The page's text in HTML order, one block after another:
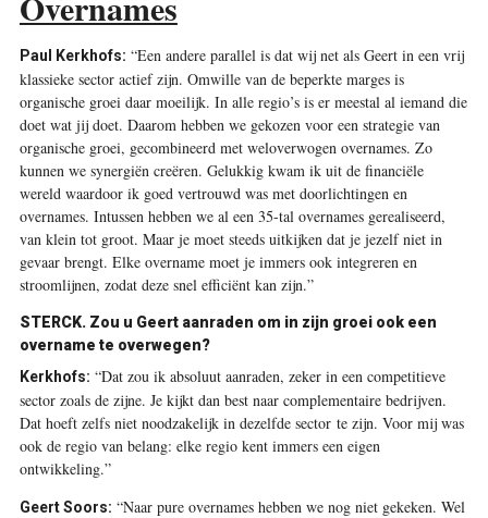
Paul Kerkhofs: “Een andere parallel is dat wij net als Geert in een vrij
klassieke sector actief zijn. Omwille van de beperkte marges is
organische groei daar moeilijk. In alle regio’s is er meestal al iemand die
doet wat jij doet. Daarom hebben we gekozen voor een strategie van
organische groei, gecombineerd met weloverwogen overnames. Zo
kunnen we synergiën creëren. Gelukkig kwam ik uit de financiële
wereld waardoor ik goed vertrouwd was met doorlichtingen en
overnames. Intussen hebben we al een 35-tal overnames gerealiseerd,
van klein tot groot. Maar je moet steeds uitkijken dat je jezelf niet in
gevaar brengt. Elke overname moet je immers ook integreren en
stroomlijnen, zodat deze snel efficiënt kan zijn.”
STERCK. Zou u Geert aanraden om in zijn groei ook een
overname te overwegen?
Kerkhofs: “Dat zou ik absoluut aanraden, zeker in een competitieve
sector zoals de zijne. Je kijkt dan best naar complementaire bedrijven.
Dat hoeft zelfs niet noodzakelijk in dezelfde sector te zijn. Voor mij was
ook de regio van belang: elke regio kent immers een eigen
ontwikkeling.”
Geert Soors: “Naar pure overnames hebben we nog niet gekeken. Wel